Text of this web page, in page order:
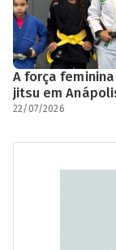
A força feminina
jitsu em
22/07/2026